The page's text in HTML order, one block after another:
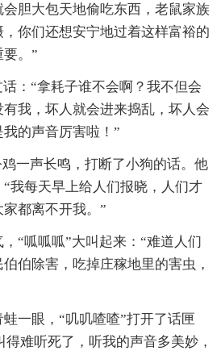
胆大包天地偷吃东西，老鼠家族
你们还想安宁地过着这样富裕的
要。”
：“拿耗子谁不会啊？我不但会
我，坏人就会进来捣乱，坏人会
的声音厉害啦！”
鸡一声长鸣，打断了小狗的话。他
我每天早上给人们报晓，人们才
都离不开我。”
“呱呱呱”大叫起来：“难道人们
伯除害，吃掉庄稼地里的害虫，
一眼，“叽叽喳喳”打开了话匣
得难听死了，听我的声音多美妙，